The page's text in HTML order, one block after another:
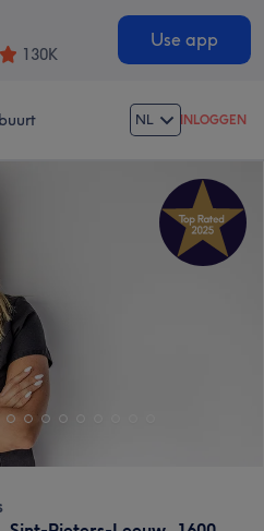
130K
Use app
NL INLOGGEN